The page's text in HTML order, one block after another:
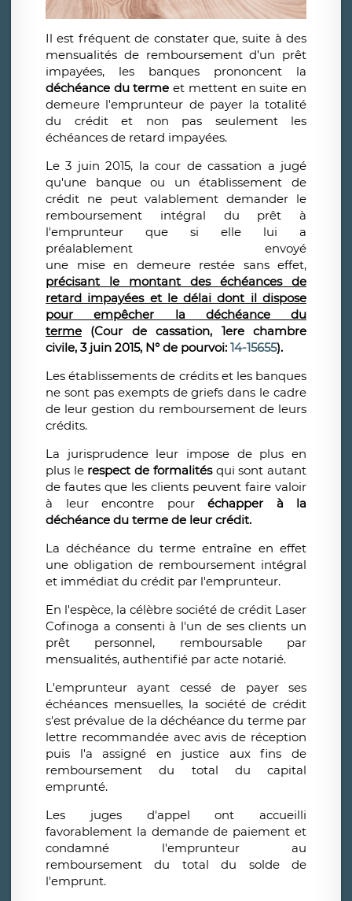
Il est fréquent de constater que, suite à des
mensualités de remboursement d’un prêt
impayées, les banques prononcent la
déchéance du terme et mettent en suite en
demeure l'emprunteur de payer la totalité
du crédit et non pas seulement les
échéances de retard impayées.
Le 3 juin 2015, la cour de cassation a jugé
qu'une banque ou un établissement de
crédit ne peut valablement demander le
remboursement intégral du prêt à
l'emprunteur que si elle lui a
préalablement envoyé
une mise en demeure restée sans effet,
précisant le montant des échéances de
retard impayées et le délai dont il dispose
pour empêcher la déchéance du
terme
(Cour de cassation, 1ere chambre
civile, 3 juin 2015, N° de pourvoi: 14-15655).
Les établissements de crédits et les banques
ne sont pas exempts de griefs dans le cadre
de leur gestion du remboursement de leurs
crédits.
La jurisprudence leur impose de plus en
plus le respect de formalitésqui sont autant
de fautes que les clients peuvent faire valoir
à leur encontre pour échapper à la
déchéance du terme de leur crédit.
La déchéance du terme entraîne en effet
une obligation de remboursement intégral
et immédiat du crédit par l'emprunteur.
En l'espèce, la célèbre société de crédit Laser
Cofinoga a consenti à l'un de ses clients un
prêt personnel, remboursable par
mensualités, authentifié par acte notarié.
L'emprunteur ayant cessé de payer ses
échéances mensuelles, la société de crédit
s'est prévalue de la déchéance du terme par
lettre recommandée avec avis de réception
puis l'a assigné en justice aux fins de
remboursement du total du capital
emprunté.
Les juges d'appel ont accueilli
favorablement la demande de paiement et
condamné l'emprunteur au
remboursement du total du solde de
l'emprunt.